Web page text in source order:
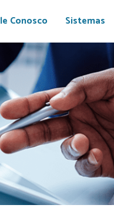
Conosco Sistemas